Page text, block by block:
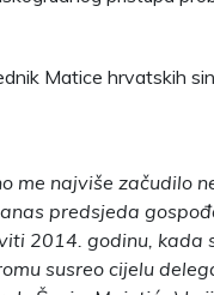
Matice hrvatskih
me najviše začudilo
predsjeda
2014. godinu, kada
susreo cijelu